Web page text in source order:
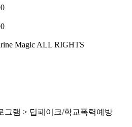
Magic ALL RIGHTS
그램 > 딥페이크/학교폭력예방